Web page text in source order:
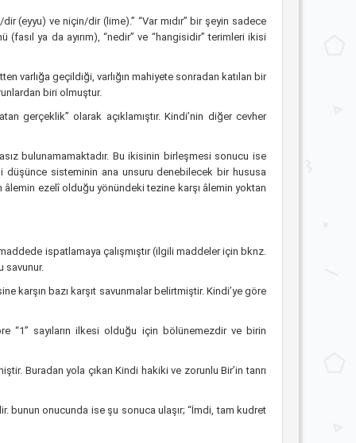
(eyyu) ve niçin/dir (lime).” “Var mıdır” bir şeyin sadece
ya da ayırım), “nedir” ve “hangisidir” terimleri ikisi
varlığa geçildiği, varlığın mahiyete sonradan katılan bir
biri olmuştur.
gerçeklik” olarak açıklamıştır. Kindi’nin diğer cevher
bulunamamaktadır. Bu ikisinin birleşmesi sonucu ise
sisteminin ana unsuru denebilecek bir hususa
ezelî olduğu yönündeki tezine karşı âlemin yoktan
ispatlamaya çalışmıştır (ilgili maddeler için bknz.
savunur.
karşın bazı karşıt savunmalar belirtmiştir. Kindi’ye göre
“1” sayıların ilkesi olduğu için bölünemezdir ve birin
Buradan yola çıkan Kindi hakiki ve zorunlu Bir’in tanrı
bunun onucunda ise şu sonuca ulaşır; “İmdi, tam kudret